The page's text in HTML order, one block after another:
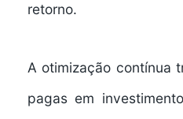
retorno.
A otimização contínua
pagas em